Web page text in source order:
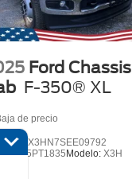
Ford Chassis
F-350® XL
de precio
1FD8X3HN7SEE09792
25PT1835 Modelo:X3H